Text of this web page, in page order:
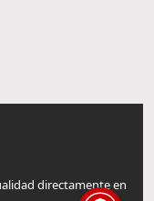
directamente en